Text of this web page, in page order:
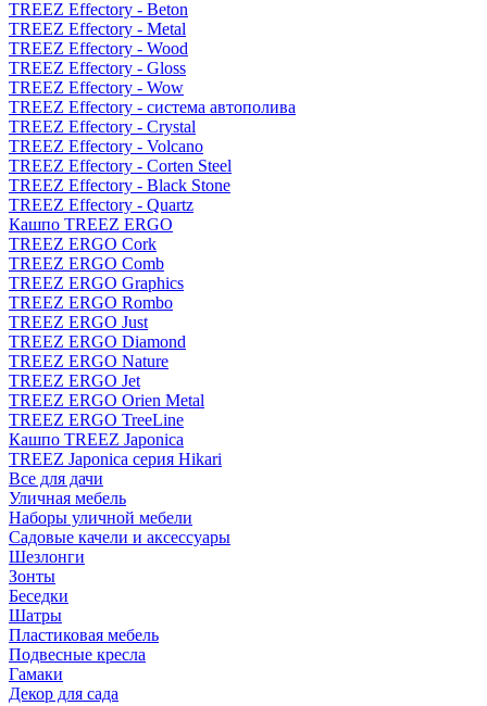
TREEZ Effectory - Beton
TREEZ Effectory - Metal
TREEZ Effectory - Wood
TREEZ Effectory - Gloss
TREEZ Effectory - Wow
TREEZ Effectory - система автополива
TREEZ Effectory - Crystal
TREEZ Effectory - Volcano
TREEZ Effectory - Corten Steel
TREEZ Effectory - Black Stone
TREEZ Effectory - Quartz
Кашпо TREEZ ERGO
TREEZ ERGO Cork
TREEZ ERGO Comb
TREEZ ERGO Graphics
TREEZ ERGO Rombo
TREEZ ERGO Just
TREEZ ERGO Diamond
TREEZ ERGO Nature
TREEZ ERGO Jet
TREEZ ERGO Orien Metal
TREEZ ERGO TreeLine
Кашпо TREEZ Japonica
TREEZ Japonica серия Hikari
Все для дачи
Уличная мебель
Наборы уличной мебели
Садовые качели и аксессуары
Шезлонги
Зонты
Беседки
Шатры
Пластиковая мебель
Подвесные кресла
Гамаки
Декор для сада